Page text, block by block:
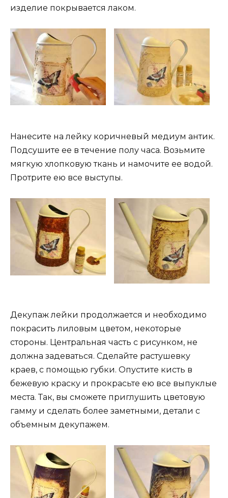
изделие покрывается лаком.
Нанесите на лейку коричневый медиум антик.
Подсушите ее в течение полу часа. Возьмите
мягкую хлопковую ткань и намочите ее водой.
Протрите ею все выступы.
Декупаж лейки продолжается и необходимо
покрасить лиловым цветом, некоторые
стороны. Центральная часть с рисунком, не
должна задеваться. Сделайте растушевку
краев, с помощью губки. Опустите кисть в
бежевую краску и прокрасьте ею все выпуклые
места. Так, вы сможете приглушить цветовую
гамму и сделать более заметными, детали с
объемным декупажем.